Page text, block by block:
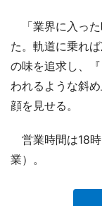
「業界に入った
た。軌道に乗れ
の味を追求し、
われるような斜
顔を見せる。
営業時間は18
業）。